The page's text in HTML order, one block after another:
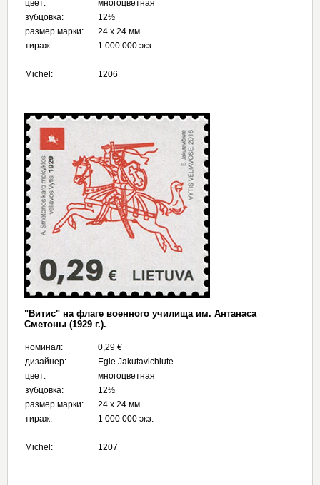
цвет:
многоцветная
зубцовка:
12½
размер марки:
24 х 24 мм
тираж:
1 000 000 экз.
Michel: 1206
"Витис" на флаге военного училища им. Антанаса
Сметоны (1929 г.).
номинал:
0,29 €
дизайнер:
Egle Jakutavichiute
цвет:
многоцветная
зубцовка:
12½
размер марки:
24 х 24 мм
тираж:
1 000 000 экз.
Michel: 1207